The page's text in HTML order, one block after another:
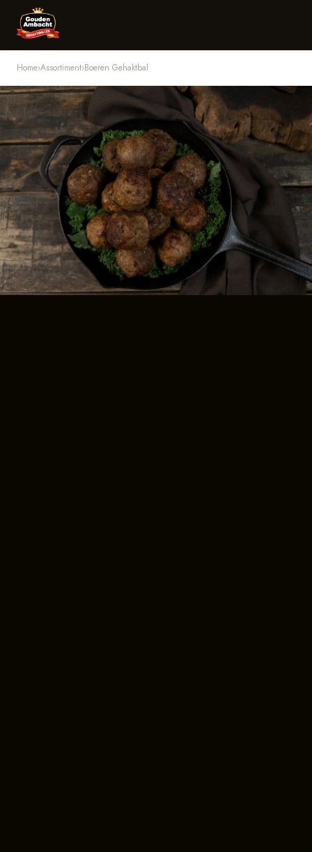
Home›Assortiment›Boeren Gehaktbal